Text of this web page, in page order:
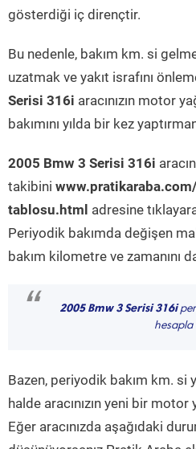
gösterdiği iç dirençtir.
Bu nedenle, bakım km. si
uzatmak ve yakıt israfını
Serisi 316i aracınızın motor
bakımını yılda bir kez
2005 Bmw 3 Serisi 316i
takibini
tablosu.html adresine
Periyodik bakımda değişen
bakım kilometre ve zamanını
“ 2005 Bmw 3 Serisi 316i
hesapla
Bazen, periyodik bakım km. si
halde aracınızın yeni bir motor
Eğer aracınızda aşağıdaki